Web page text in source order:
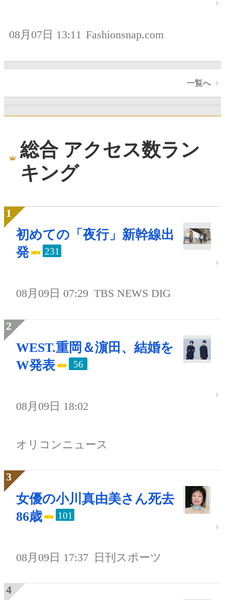
08月07日 13:11 Fashionsnap.com
一覧へ
総合 アクセス数ラン
キング
初めての「夜行」新幹線出
発
231
08月09日 07:29 TBS NEWS DIG
WEST.重岡＆濵田、結婚を
W発表
56
08月09日 18:02
オリコンニュース
女優の小川真由美さん死去
86歳
101
08月09日 17:37 日刊スポーツ